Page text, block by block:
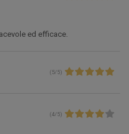
ed efficace.
( 5/ 5)
(4/ 5)